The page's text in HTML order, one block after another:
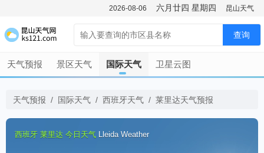
2026-08-06 六月廿四 星期四 昆山天气
查询
天气预报 景区天气 国际天气 卫星云图
天气预报 / 国际天气 / 西班牙天气 / 莱里达天气预报
西班牙 莱里达 今日天气 Lleida Weather